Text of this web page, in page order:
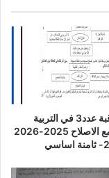
فرض مراقبة عدد3 في التربية
الاسلامية مع الاصلاح 2025-2026